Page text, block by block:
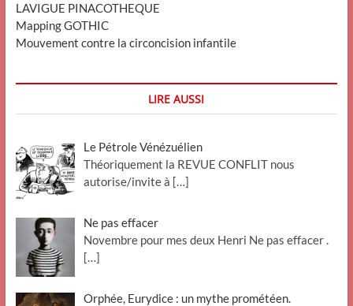
LAVIGUE PINACOTHEQUE
Mapping GOTHIC
Mouvement contre la circoncision infantile
LIRE AUSSI
Le Pétrole Vénézuélien
Théoriquement la REVUE CONFLIT nous
autorise/invite à […]
Ne pas effacer
Novembre pour mes deux Henri Ne pas effacer .
[…]
Orphée, Eurydice : un mythe prométéen.